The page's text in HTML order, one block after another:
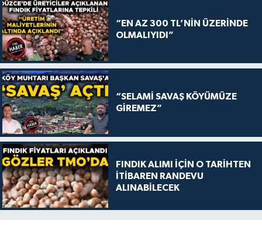
“EN AZ 300 TL’NİN ÜZERİNDE
OLMALIYIDI”
“SELAMİ SAVAŞ KÖYÜMÜZE
GİREMEZ”
FINDIK ALIMI İÇİN O TARİHTEN
İTİBAREN RANDEVU
ALINABİLECEK